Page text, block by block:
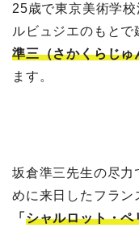
25歳で東京美術学
ルビュジエのもと
準三（さかくらじゅ
ます。
坂倉準三先生の尽
めに来日したフラ
「 シャルロット・ペ